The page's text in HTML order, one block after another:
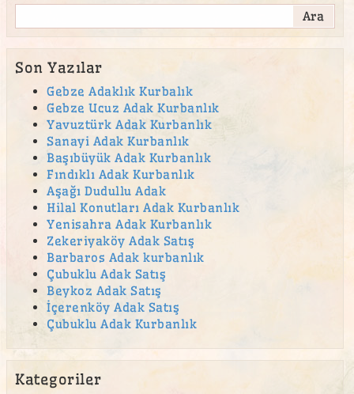
Son Yazılar
Gebze Adaklık Kurbalık
Gebze Ucuz Adak Kurbanlık
Yavuztürk Adak Kurbanlık
Sanayi Adak Kurbanlık
Başıbüyük Adak Kurbanlık
Fındıklı Adak Kurbanlık
Aşağı Dudullu Adak
Hilal Konutları Adak Kurbanlık
Yenisahra Adak Kurbanlık
Zekeriyaköy Adak Satış
Barbaros Adak kurbanlık
Çubuklu Adak Satış
Beykoz Adak Satış
İçerenköy Adak Satış
Çubuklu Adak Kurbanlık
Kategoriler